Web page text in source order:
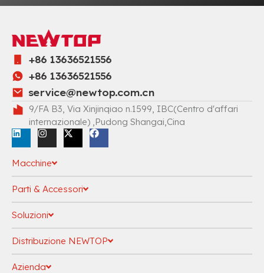
+86 13636521556
+86 13636521556
service@newtop.com.cn
9/FA B3, Via Xinjinqiao n.1599, IBC(Centro d'affari
internazionale) ,Pudong Shangai,Cina
Macchine
Parti & Accessori
Soluzioni
Distribuzione NEWTOP
Azienda